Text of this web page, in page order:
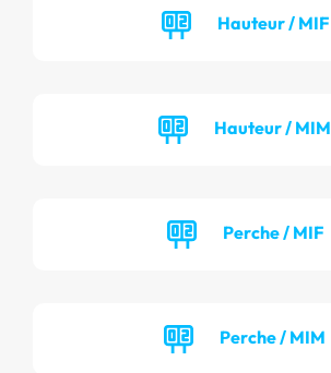
Hauteur / MIF
Hauteur / MIM
Perche / MIF
Perche / MIM